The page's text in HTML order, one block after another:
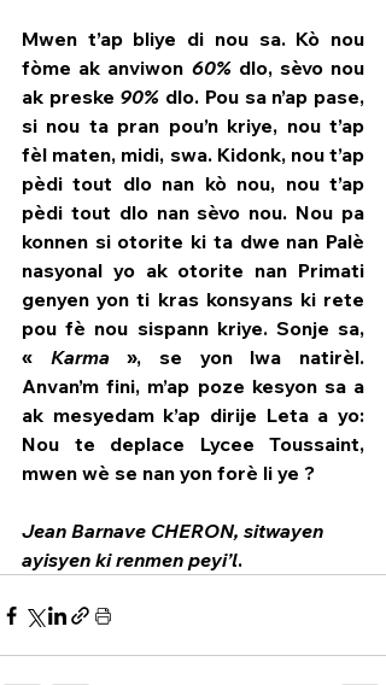
Mwen t’ap bliye di nou sa. Kò nou
fòme ak anviwon 60% dlo, sèvo nou
ak preske 90% dlo. Pou sa n’ap pase,
si nou ta pran pou’n kriye, nou t’ap
fèl maten, midi, swa. Kidonk, nou t’ap
pèdi tout dlo nan kò nou, nou t’ap
pèdi tout dlo nan sèvo nou. Nou pa
konnen si otorite ki ta dwe nan Palè
nasyonal yo ak otorite nan Primati
genyen yon ti kras konsyans ki rete
pou fè nou sispann kriye. Sonje sa,
« Karma », se yon lwa natirèl.
Anvan’m fini, m’ap poze kesyon sa a
ak mesyedam k’ap dirije Leta a yo:
Nou te deplace Lycee Toussaint,
mwen wè se nan yon forè li ye ?
Jean Barnave CHERON, sitwayen
ayisyen ki renmen peyi’l.